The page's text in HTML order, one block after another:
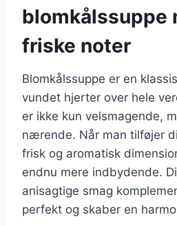
blomkålssuppe
friske noter
Blomkålssuppe er en
vundet hjerter over hele
er ikke kun velsmagende,
nærende. Når man tilføjer
frisk og aromatisk
endnu mere indbydende.
anisagtige smag
perfekt og skaber en